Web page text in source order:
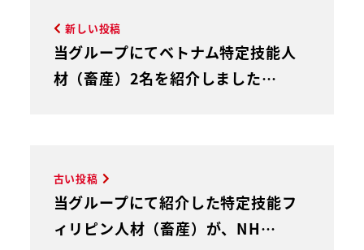
古い投稿
当グループにて紹介した特定技能フ
ィリピン人材（畜産）が、NH…
新しい投稿
当グループにてベトナム特定技能人
材（畜産）2名を紹介しました…